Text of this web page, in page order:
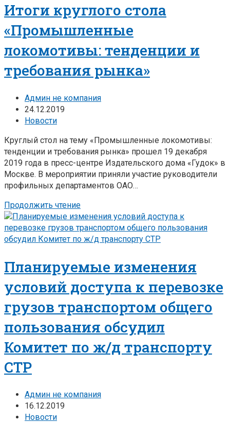
Итоги круглого стола
«Промышленные
локомотивы: тенденции и
требования рынка»
Админ не компания
24.12.2019
Новости
Круглый стол на тему «Промышленные локомотивы:
тенденции и требования рынка» прошел 19 декабря
2019 года в пресс-центре Издательского дома «Гудок» в
Москве. В мероприятии приняли участие руководители
профильных департаментов ОАО…
Продолжить чтение
Планируемые изменения
условий доступа к перевозке
грузов транспортом общего
пользования обсудил
Комитет по ж/д транспорту
СТР
Админ не компания
16.12.2019
Новости